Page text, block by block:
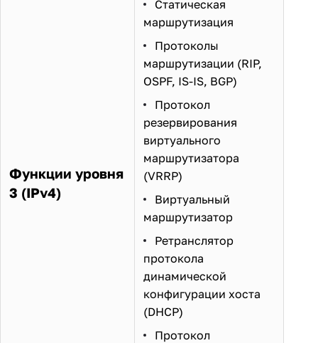
Функции уровня
3 (IPv4)
Статическая
маршрутизация
Протоколы
маршрутизации (RIP,
OSPF, IS-IS, BGP)
Протокол
резервирования
виртуального
маршрутизатора
(VRRP)
Виртуальный
маршрутизатор
Ретранслятор
протокола
динамической
конфигурации хоста
(DHCP)
Протокол